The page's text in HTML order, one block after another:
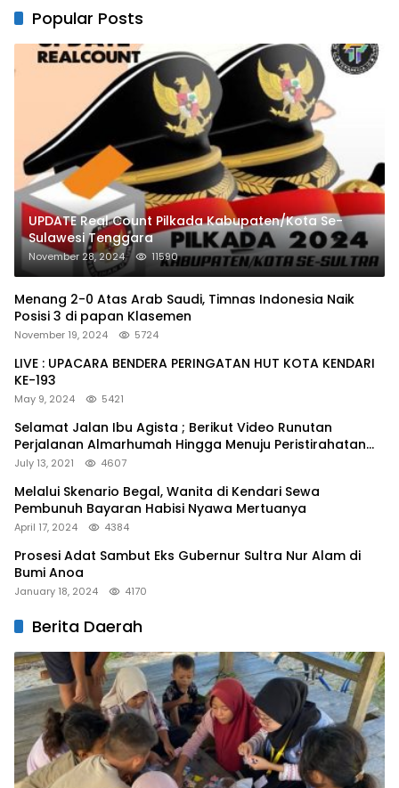
Popular Posts
UPDATE Real Count Pilkada Kabupaten/Kota Se-
Sulawesi Tenggara
November 28, 2024 11590
Menang 2-0 Atas Arab Saudi, Timnas Indonesia Naik
Posisi 3 di papan Klasemen
November 19, 2024 5724
LIVE : UPACARA BENDERA PERINGATAN HUT KOTA KENDARI
KE-193
May 9, 2024 5421
Selamat Jalan Ibu Agista ; Berikut Video Runutan
Perjalanan Almarhumah Hingga Menuju Peristirahatan
Terakhir
July 13, 2021 4607
Melalui Skenario Begal, Wanita di Kendari Sewa
Pembunuh Bayaran Habisi Nyawa Mertuanya
April 17, 2024 4384
Prosesi Adat Sambut Eks Gubernur Sultra Nur Alam di
Bumi Anoa
January 18, 2024 4170
Berita Daerah